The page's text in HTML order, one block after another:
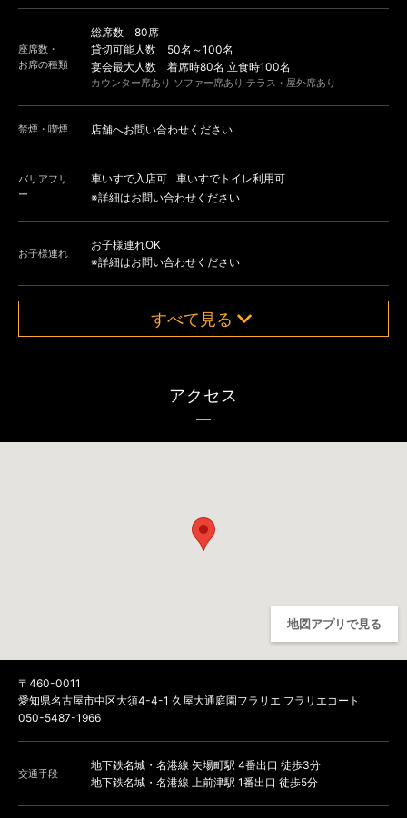
座席数・
お席の種類
総席数 80席
貸切可能人数 50名～100名
宴会最大人数 着席時80名 立食時100名
カウンター席あり ソファー席あり テラス・屋外席あり
禁煙・喫煙 店舗へお問い合わせください
バリアフリ
ー
車いすで入店可
車いすでトイレ利用可
※詳細はお問い合わせください
お子様連れ
お子様連れOK
※詳細はお問い合わせください
すべて見る
アクセス
地図アプリで見る
〒460-0011
愛知県名古屋市中区大須4-4-1 久屋大通庭園フラリエ フラリエコート
050-5487-1966
交通手段
地下鉄名城・名港線 矢場町駅 4番出口 徒歩3分
地下鉄名城・名港線 上前津駅 1番出口 徒歩5分